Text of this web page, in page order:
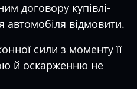
договору купівлі-
відмовити.
сили з моменту її
й оскарженню не